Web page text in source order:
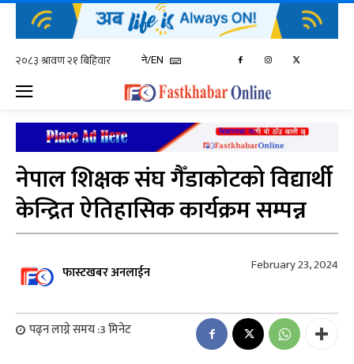
ने/EN
नेपाल शिक्षक संघ गैँडाकोटको विद्यार्थी
केन्द्रित ऐतिहासिक कार्यक्रम सम्पन्न
फास्टखबर अनलाईन February 23, 2024
पढ्न लाग्ने समय :3मिनेट